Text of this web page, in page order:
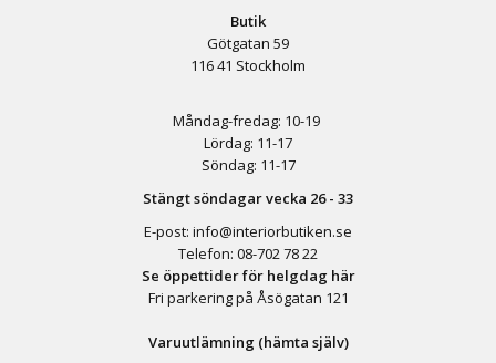
Butik
Götgatan 59
116 41 Stockholm
Måndag-fredag: 10-19
Lördag: 11-17
Söndag: 11-17
Stängt söndagar vecka 26 - 33
E-post: info@interiorbutiken.se
Telefon: 08-702 78 22
Se öppettider för helgdag här
Fri parkering på Åsögatan 121
Varuutlämning (hämta själv)